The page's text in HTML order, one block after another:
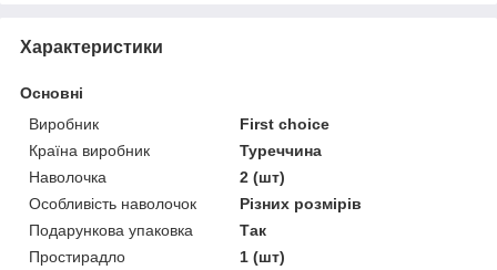
Характеристики
Основні
Виробник
First choice
Країна виробник
Туреччина
Наволочка
2 (шт)
Особливість наволочок
Різних розмірів
Подарункова упаковка
Так
Простирадло
1 (шт)